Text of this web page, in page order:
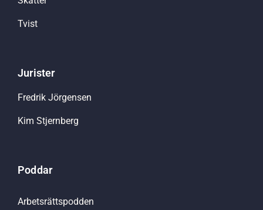
Tvist
Jurister
Fredrik Jörgensen
Kim Stjernberg
Poddar
Arbetsrättspodden